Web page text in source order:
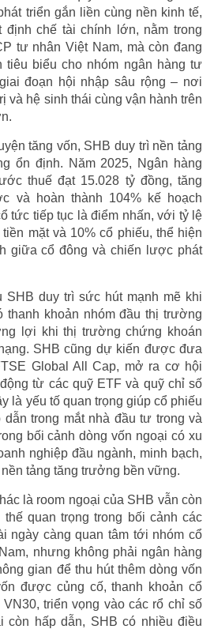
triển gắn liền cùng nền kinh tế,
định chế tài chính lớn, nằm trong
tư nhân Việt Nam, mà còn đang
tiêu biểu cho nhóm ngân hàng tư
đoạn hội nhập sâu rộng – nơi
và hệ sinh thái cùng vận hành trên
tăng vốn, SHB duy trì nền tảng
ổn định. Năm 2025, Ngân hàng
thuế đạt 15.028 tỷ đồng, tăng
và hoàn thành 104% kế hoạch
tức tiếp tục là điểm nhấn, với tỷ lệ
mặt và 10% cổ phiếu, thể hiện
giữa cổ đông và chiến lược phát
SHB duy trì sức hút mạnh mẽ khi
thanh khoản nhóm đầu thị trường
lợi khi thị trường chứng khoán
SHB cũng dự kiến được đưa
Global All Cap, mở ra cơ hội
từ các quỹ ETF và quỹ chỉ số
là yếu tố quan trọng giúp cổ phiếu
trong mắt nhà đầu tư trong và
bối cảnh dòng vốn ngoại có xu
nghiệp đầu ngành, minh bạch,
tảng tăng trưởng bền vững.
là room ngoại của SHB vẫn còn
quan trọng trong bối cảnh các
ngày càng quan tâm tới nhóm cổ
nhưng không phải ngân hàng
gian để thu hút thêm dòng vốn
được củng cố, thanh khoản cổ
triển vọng vào các rổ chỉ số
còn hấp dẫn, SHB có nhiều điều